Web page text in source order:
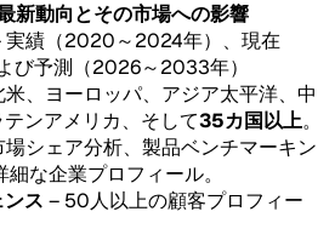
新動向とその市場への影響
実績（2020～2024年）、現在
び予測（2026～2033年）
、ヨーロッパ、アジア太平洋、中
ンアメリカ、そして35カ国以上。
シェア分析、製品ベンチマーキン
な企業プロフィール。
ス – 50人以上の顧客プロフィー